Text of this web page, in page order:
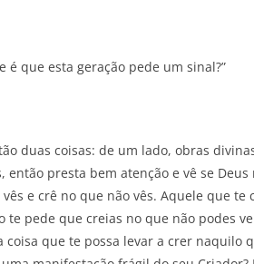
é que esta geração pede um sinal?”
duas coisas: de um lado, obras
então presta bem atenção e vê se
vês e crê no que não vês. Aquele que
te pede que creias no que não podes
coisa que te possa levar a crer naquilo